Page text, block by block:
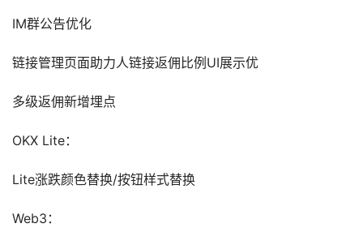
IM群公告优化
链接管理页面助力人链接返佣比例UI展示优
多级返佣新增埋点
OKX Lite：
Lite涨跌颜色替换/按钮样式替换
Web3：